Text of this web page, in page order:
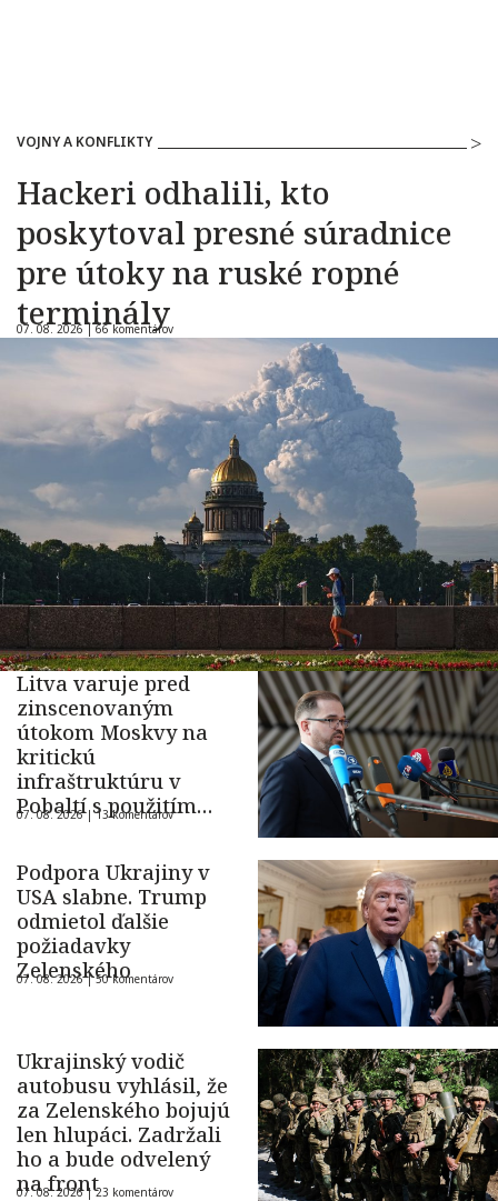
VOJNY A KONFLIKTY
Hackeri odhalili, kto
poskytoval presné súradnice
pre útoky na ruské ropné
terminály
07. 08. 2026 |66 komentárov
Litva varuje pred
zinscenovaným
útokom Moskvy na
kritickú
infraštruktúru v
Pobaltí s použitím
ukrajinského dronu
07. 08. 2026 |13 komentárov
Podpora Ukrajiny v
USA slabne. Trump
odmietol ďalšie
požiadavky
Zelenského
07. 08. 2026 |50 komentárov
Ukrajinský vodič
autobusu vyhlásil, že
za Zelenského bojujú
len hlupáci. Zadržali
ho a bude odvelený
na front
07. 08. 2026 |23 komentárov